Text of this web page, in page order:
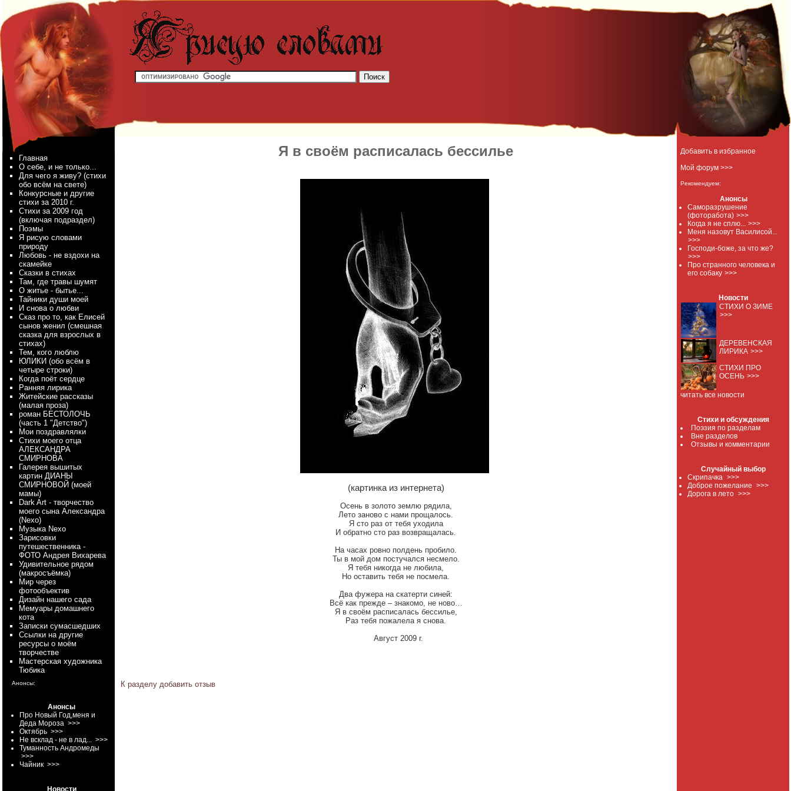
Добавить в избранное
Мой форум >>>
Рекомендуем:
Анонсы
Саморазрушение
(фоторабота) >>>
Когда я не сплю... >>>
Меня назовут Василисой...
>>>
Господи-боже, за что же?
>>>
Про странного человека и
его собаку >>>
Новости
СТИХИ О ЗИМЕ
>>>
ДЕРЕВЕНСКАЯ
ЛИРИКА >>>
СТИХИ ПРО
ОСЕНЬ >>>
читать все новости
Стихи и обсуждения
Поэзия по разделам
Вне разделов
Отзывы и комментарии
Случайный выбор
Скрипачка >>>
Доброе пожелание >>>
Дорога в лето >>>
Главная
О себе, и не только...
Для чего я живу? (стихи
обо всём на свете)
Конкурсные и другие
стихи за 2010 г.
Стихи за 2009 год
(включая подраздел)
Поэмы
Я рисую словами
природу
Любовь - не вздохи на
скамейке
Сказки в стихах
Там, где травы шумят
О житье - бытье...
Тайники души моей
И снова о любви
Сказ про то, как Елисей
сынов женил (смешная
сказка для взрослых в
стихах)
Тем, кого люблю
ЮЛИКИ (обо всём в
четыре строки)
Когда поёт сердце
Ранняя лирика
Житейские рассказы
(малая проза)
роман БЕСТОЛОЧЬ
(часть 1 "Детство")
Мои поздравлялки
Стихи моего отца
АЛЕКСАНДРА
СМИРНОВА
Галерея вышитых
картин ДИАНЫ
СМИРНОВОЙ (моей
мамы)
Dark Art - творчество
моего сына Александра
(Nexo)
Myзыка Nexo
Зарисовки
путешественника -
ФОТО Андрея Вихарева
Удивительное рядом
(макросъёмка)
Мир через
фотообъектив
Дизайн нашего сада
Мемуары домашнего
кота
Записки сумасшедших
Ссылки на другие
ресурсы о моём
творчестве
Мастерская художника
Тюбика
Анонсы:
Анонсы
Про Новый Год,меня и
Деда Мороза >>>
Октябрь >>>
Не всклад - не в лад... >>>
Туманность Андромеды
>>>
Чайник >>>
Новости
Я в своём расписалась бессилье
(картинка из интернета)
Осень в золото землю рядила,
Лето заново с нами прощалось.
Я сто раз от тебя уходила
И обратно сто раз возвращалась.
На часах ровно полдень пробило.
Ты в мой дом постучался несмело.
Я тебя никогда не любила,
Но оставить тебя не посмела.
Два фужера на скатерти синей:
Всё как прежде – знакомо, не ново…
Я в своём расписалась бессилье,
Раз тебя пожалела я снова.
Август 2009 г.
К разделу добавить отзыв